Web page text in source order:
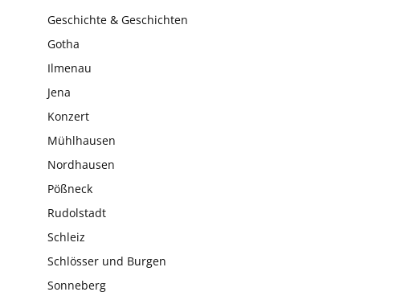
Geschichte & Geschichten
Gotha
Ilmenau
Jena
Konzert
Mühlhausen
Nordhausen
Pößneck
Rudolstadt
Schleiz
Schlösser und Burgen
Sonneberg